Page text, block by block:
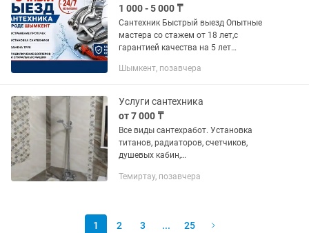
1 000 - 5 000 ₸
Сантехник Быстрый выезд Опытные
мастера со стажем от 18 лет,с
гарантией качества на 5 лет
стоимость до начала работ. Если не
пола то...
Шымкент, позавчера
Услуги сантехника
от 7 000 ₸
Все виды сантехработ. Установка
титанов, радиаторов, счетчиков,
душевых кабин,
машин и т.д. Гребенки, стояки
Темиртау, позавчера
1 2 3 ... 25